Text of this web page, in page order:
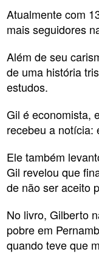
Atualmente com
mais seguidores
Além de seu
de uma história
estudos.
Gil é economista,
recebeu a notícia:
Ele também
Gil revelou que
de não ser aceito
No livro, Gilberto
pobre em
quando teve que